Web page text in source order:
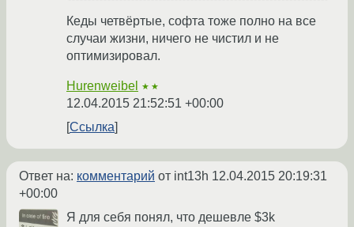
Кеды четвёртые, софта тоже полно на все
случаи жизни, ничего не чистил и не
оптимизировал.
Hurenweibel ★★
12.04.2015 21:52:51 +00:00
Ссылка
Ответ на: комментарий от int13h 12.04.2015 20:19:31
+00:00
Я для себя понял, что дешевле $3k